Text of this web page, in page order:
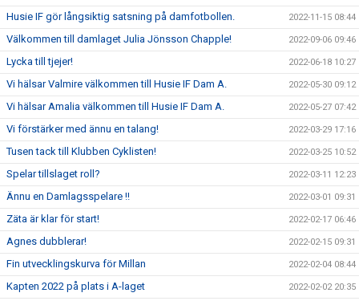
Husie IF gör långsiktig satsning på damfotbollen. 2022-11-15 08:44
Välkommen till damlaget Julia Jönsson Chapple! 2022-09-06 09:46
Lycka till tjejer! 2022-06-18 10:27
Vi hälsar Valmire välkommen till Husie IF Dam A. 2022-05-30 09:12
Vi hälsar Amalia välkommen till Husie IF Dam A. 2022-05-27 07:42
Vi förstärker med ännu en talang! 2022-03-29 17:16
Tusen tack till Klubben Cyklisten! 2022-03-25 10:52
Spelar tillslaget roll? 2022-03-11 12:23
Ännu en Damlagsspelare !! 2022-03-01 09:31
Zäta är klar för start! 2022-02-17 06:46
Agnes dubblerar! 2022-02-15 09:31
Fin utvecklingskurva för Millan 2022-02-04 08:44
Kapten 2022 på plats i A-laget 2022-02-02 20:35